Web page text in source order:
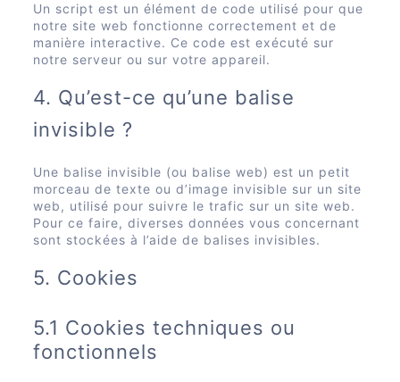
Un script est un élément de code utilisé pour que
notre site web fonctionne correctement et de
manière interactive. Ce code est exécuté sur
notre serveur ou sur votre appareil.
4. Qu’est-ce qu’une balise
invisible ?
Une balise invisible (ou balise web) est un petit
morceau de texte ou d’image invisible sur un site
web, utilisé pour suivre le trafic sur un site web.
Pour ce faire, diverses données vous concernant
sont stockées à l’aide de balises invisibles.
5. Cookies
5.1 Cookies techniques ou
fonctionnels